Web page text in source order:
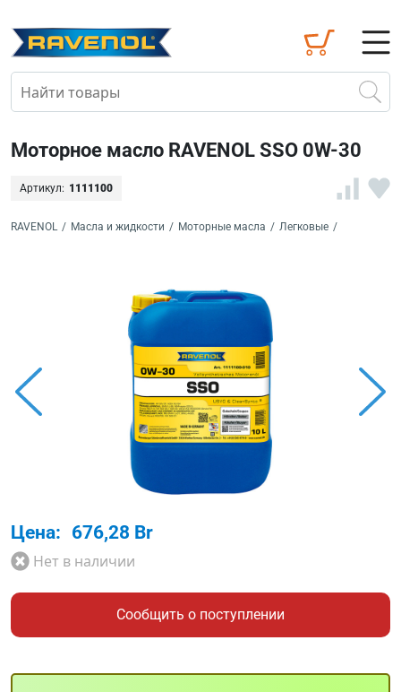
Моторное масло RAVENOL SSO 0W-30
Артикул: 1111100
RAVENOL / Масла и жидкости / Моторные масла / Легковые /
Цена: 676,28 Br
Нет в наличии
Сообщить о поступлении